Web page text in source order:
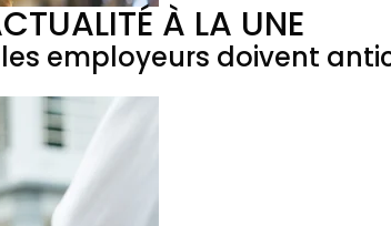
À LA UNE
employeurs doivent